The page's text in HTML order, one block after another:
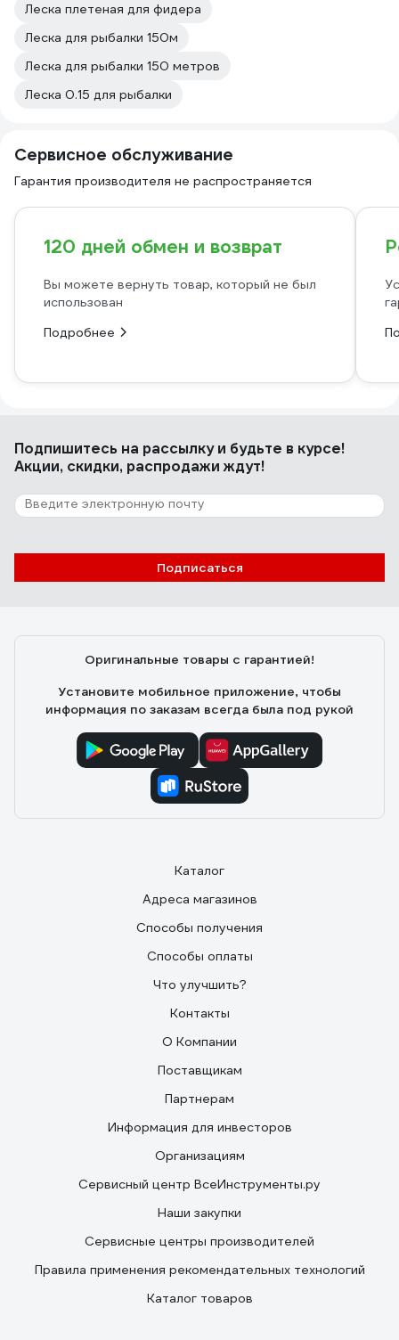
Леска плетеная для фидера
Леска для рыбалки 150м
Леска для рыбалки 150 метров
Леска 0.15 для рыбалки
Сервисное обслуживание
Гарантия производителя не распространяется
120 дней обмен и возврат
Вы можете вернуть товар, который не был
использован
Подробнее
Подпишитесь на рассылкуи будьте в курсе!
Акции, скидки, распродажи ждут!
Подписаться
Оригинальные товары с гарантией!
Установите мобильное приложение, чтобы
информация по заказам всегда была под рукой
Каталог
Адреса магазинов
Способы получения
Способы оплаты
Что улучшить?
Контакты
О Компании
Поставщикам
Партнерам
Информация для инвесторов
Организациям
Сервисный центр ВсеИнструменты.ру
Наши закупки
Сервисные центры производителей
Правила применения рекомендательных технологий
Каталог товаров